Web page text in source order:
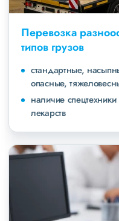
Перевозка
типов грузов
стандартные,
опасные,
наличие
лекарств